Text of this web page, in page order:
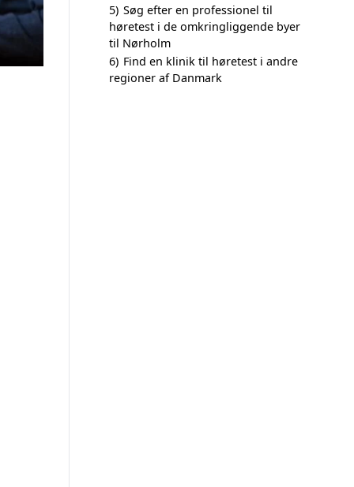
5) Søg efter en professionel til
høretest i de omkringliggende byer
til Nørholm
6) Find en klinik til høretest i andre
regioner af Danmark